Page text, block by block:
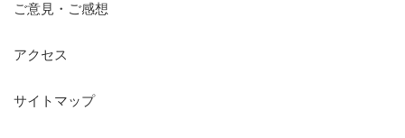
ご意見・ご感想
アクセス
サイトマップ